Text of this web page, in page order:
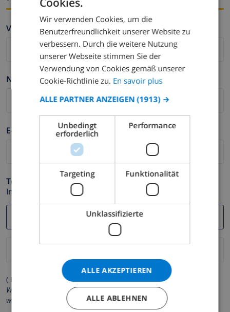
Vorname *
Nachname *
E-mail *
Telefonnummer *
Im Fall Ihre E-mail Adresse nicht korrekt funktioniert.
( Felder mit Sternchen (*) müssen ausgefüllt werden )
Wir respektieren Ihre Privatsphäre. Ihre persönlichen Daten
werden zu keiner Zeit an Dritte weitergegeben.
DUTCH
SPANISH
GERMAN
DANISH
NORWEGIAN
Wir verwenden Cookies, um die
Benutzerfreundlichkeit unserer Website zu
verbessern. Durch die weitere Nutzung
unserer Webseite stimmen Sie der
Verwendung von Cookies gemäß unserer
Cookie-Richtlinie zu. En savoir plus
ALLE PARTNER ANZEIGEN (1913) →
Unbedingt
erforderlich
Performance
Targeting Funktionalität
Unklassifizierte
ALLE AKZEPTIEREN
ALLE ABLEHNEN